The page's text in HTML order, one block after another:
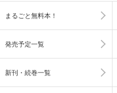
まるごと無料本！
発売予定一覧
新刊・続巻一覧